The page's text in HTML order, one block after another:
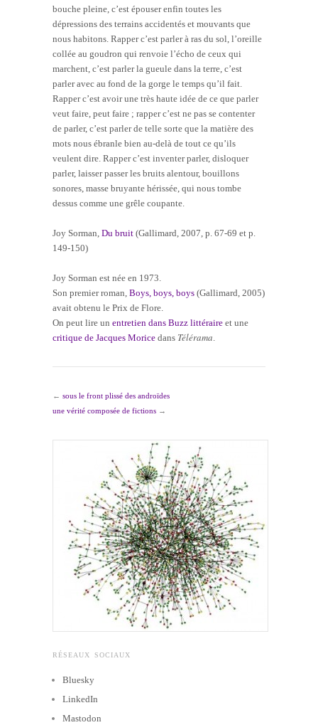
bouche pleine, c’est épouser enfin toutes les
dépressions des terrains accidentés et mouvants que
nous habitons. Rapper c’est parler à ras du sol, l’oreille
collée au goudron qui renvoie l’écho de ceux qui
marchent, c’est parler la gueule dans la terre, c’est
parler avec au fond de la gorge le temps qu’il fait.
Rapper c’est avoir une très haute idée de ce que parler
veut faire, peut faire ; rapper c’est ne pas se contenter
de parler, c’est parler de telle sorte que la matière des
mots nous ébranle bien au-delà de tout ce qu’ils
veulent dire. Rapper c’est inventer parler, disloquer
parler, laisser passer les bruits alentour, bouillons
sonores, masse bruyante hérissée, qui nous tombe
dessus comme une grêle coupante.
Joy Sorman, Du bruit (Gallimard, 2007, p. 67-69 et p.
149-150)
Joy Sorman est née en 1973.
Son premier roman, Boys, boys, boys (Gallimard, 2005)
avait obtenu le Prix de Flore.
On peut lire un entretien dans Buzz littéraire et une
critique de Jacques Morice dans Télérama.
← sous le front plissé des androïdes
une vérité composée de fictions →
RÉSEAUX SOCIAUX
Bluesky
LinkedIn
Mastodon